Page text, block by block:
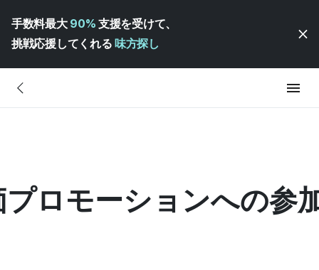
手数料最大 90% 支援を受けて、
挑戦応援してくれる 味方探し
ロモーションへの参